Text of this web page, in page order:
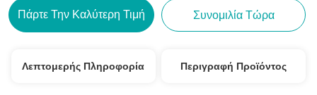
Πάρτε Την Καλύτερη Τιμή Συνομιλία Τώρα
Λεπτομερής Πληροφορία Περιγραφή Προϊόντος